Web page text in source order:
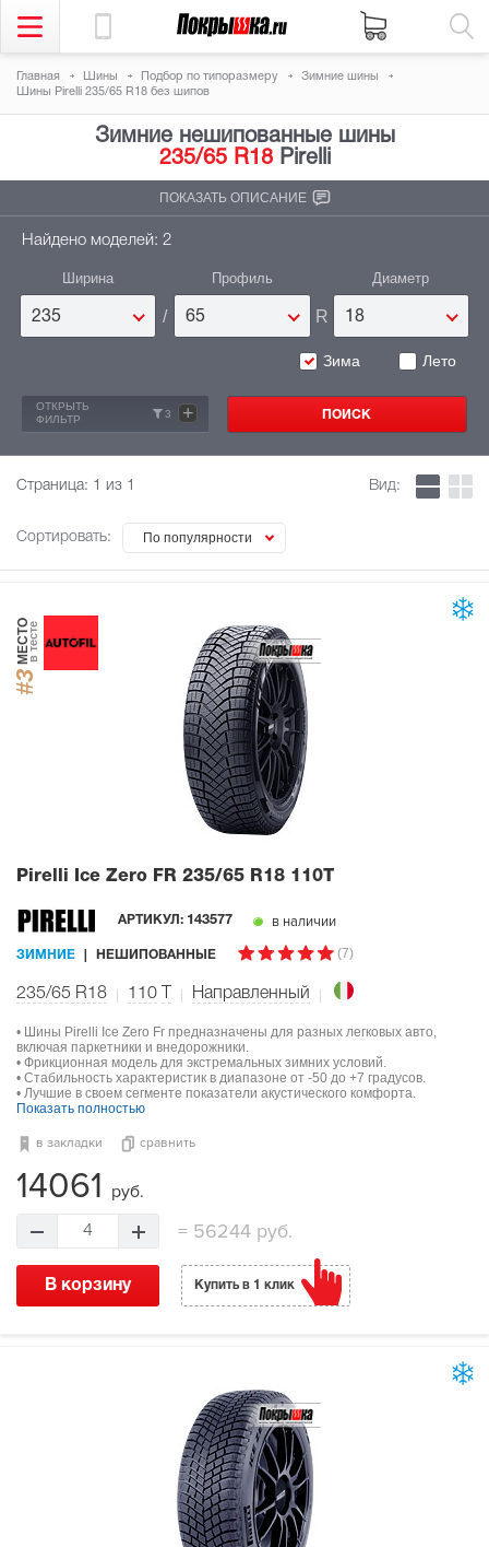
Главная Шины Подбор по типоразмеру
Зимние шины
Шины Pirelli 235/65 R18 без шипов
Зимние нешипованные шины
235/65 R18Pirelli
ПОКАЗАТЬ ОПИСАНИЕ
Найдено моделей: 2
Ширина
235 /
Профиль
65 R
Диаметр
18
Зима Лето
ОТКРЫТЬ
ФИЛЬТР
3 +
Страница: 1 из 1
Сортировать: По популярности
Вид:
#3
МЕСТОв тесте
Pirelli Ice Zero FR 235/65 R18 110T
АРТИКУЛ: 143577 в наличии
ЗИМНИЕ НЕШИПОВАННЫЕ (7)
235/65 R18 110 Направленный
• Шины Pirelli Ice Zero Fr предназначены для разных легковых авто,
включая паркетники и внедорожники.
• Фрикционная модель для экстремальных зимних условий.
• Стабильность характеристик в диапазоне от -50 до +7 градусов.
• Лучшие в своем сегменте показатели акустического комфорта.
Показать полностью
в закладки сравнить
14061 руб.
4 = 56244 руб.
В корзину Купить в 1 клик